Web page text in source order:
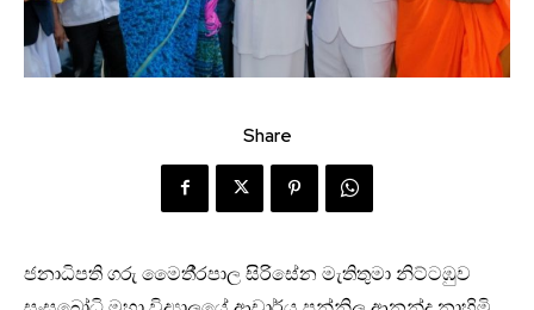
Share
ජනාධිපති ගරු මෛතී‍්‍රපාල සිරිසේන මැතිතුමා නිට්ටඹුව